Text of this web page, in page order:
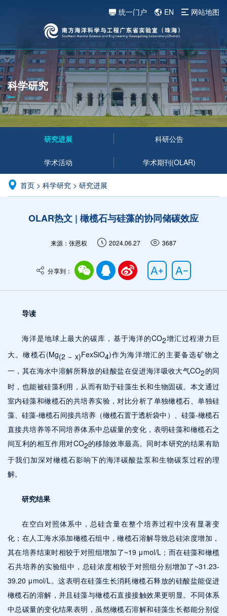
统一门户 EN 网站地图
科学研究
研究进展 科研公告
学术活动 学术期刊(OLAR)
首页 > 科学研究 > 研究进展
OLAR热文 | 橄榄石与硅藻的协同储碳效应
来源：张恩权 2024.06.27 3687
分享到：
导读
海洋是地球上最大的碳库，基于海洋的CO2增汇过程潜力巨
大。橄榄石(Mg(2 − x)FexSiO4)作为海洋增汇的主要备选矿物之
一，其在海水中溶解所释放的硅酸盐在促进海洋吸收大气CO2的同
时，也能被硅藻利用，从而有助于硅藻生长和生物固碳。本文通过
室内硅藻和橄榄石的共培养实验，对比分析了单独橄榄石、单独硅
藻、硅藻-橄榄石间接共培养（橄榄石置于透析袋中）、硅藻-橄榄石
直接共培养等不同培养体系中总碳量的变化，表明硅藻和橄榄石之
间互利的相互作用对CO2的移除效率最高。同时本研究的结果有助
于我们加深对橄榄石影响下的海洋碳酸盐泵和生物碳泵过程的理
解。
研究结果
在空白对照体系中，总硅含量在整个培养过程中没有显著变
化；在人工海水添加橄榄石组中，橄榄石溶解导致总硅浓度增加，
其在培养结束时相较于对照组增加了~19 μmol/L；而在硅藻和橄榄
石共培养的实验组中，总硅浓度相较于对照组分别增加了~31.23-
39.20 μmol/L。这表明在硅藻生长消耗橄榄石释放的硅酸盐能促进
橄榄石的溶解，并且硅藻与橄榄石直接接触效果更明显。不同体系
中总碳量的变化结果表明，虽然橄榄石溶解和硅藻生长都能分别促